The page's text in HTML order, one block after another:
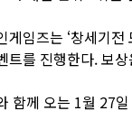
게임즈는 ‘창세기
트를 진행한다. 보
함께 오는 1월 27